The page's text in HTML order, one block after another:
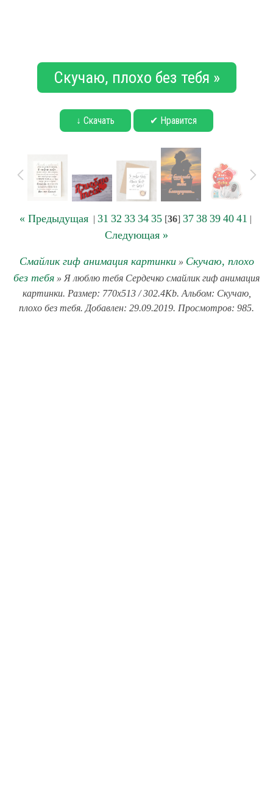
Скучаю, плохо без тебя »
↓ Скачать ✔ Нравится
« Предыдущая| 31 32 33 34 35[36] 37 38 39 40 41 |
Следующая »
Смайлик гиф анимация картинки» Скучаю, плохо
без тебя » Я люблю тебя Сердечко смайлик гиф анимация
картинки. Размер: 770x513 / 302.4Kb. Альбом: Скучаю,
плохо без тебя. Добавлен: 29.09.2019. Просмотров: 985.